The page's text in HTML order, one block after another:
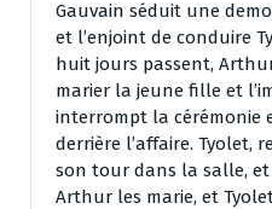
Gauvain séduit une
et l’enjoint de conduire
huit jours passent,
marier la jeune fille et
interrompt la cérémonie
derrière l’affaire. Tyolet,
son tour dans la salle,
Arthur les marie, et